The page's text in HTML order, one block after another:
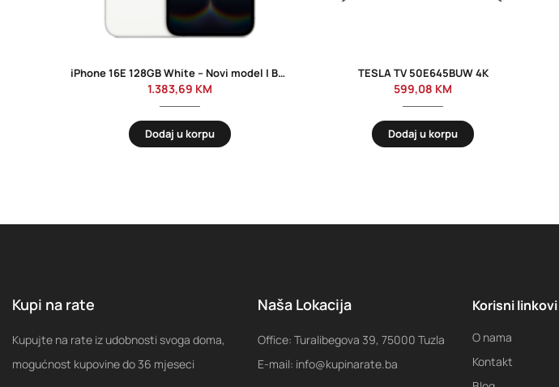
iPhone 16E 128GB White – Novi model | Besplatna dostava
1.383,69 KM
Dodaj u korpu
TESLA TV 50E645BUW 4K
599,08 KM
Dodaj u korpu
Kupi na rate
Kupujte na rate iz udobnosti svoga doma,
mogućnost kupovine do 36 mjeseci
Naša Lokacija
Office: Turalibegova 39, 75000 Tuzla
E-mail: info@kupinarate.ba
Korisni linkovi
O nama
Kontakt